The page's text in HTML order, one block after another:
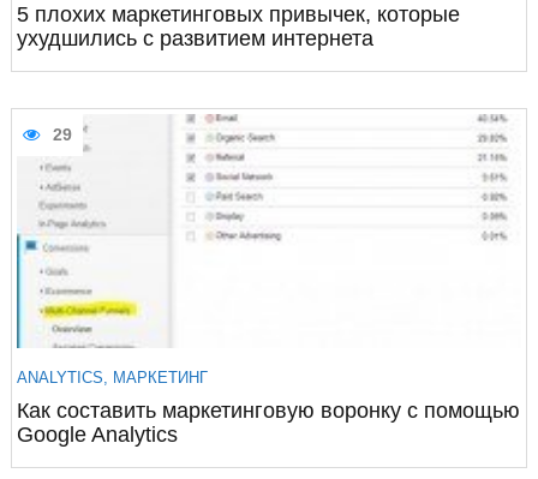
5 плохих маркетинговых привычек, которые
ухудшились с развитием интернета
29
ANALYTICS, МАРКЕТИНГ
Как составить маркетинговую воронку с помощью
Google Analytics